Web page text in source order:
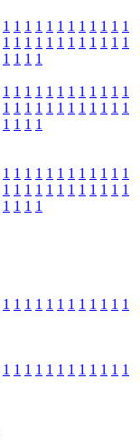
1 1 1 1 1 1 1 1 1 1 1 1
1 1 1 1 1 1 1 1 1 1 1 1
1 1 1 1
1 1 1 1 1 1 1 1 1 1 1 1
1 1 1 1 1 1 1 1 1 1 1 1
1 1 1 1
1 1 1 1 1 1 1 1 1 1 1 1
1 1 1 1 1 1 1 1 1 1 1 1
1 1 1 1
1 1 1 1 1 1 1 1 1 1 1 1
1 1 1 1 1 1 1 1 1 1 1 1